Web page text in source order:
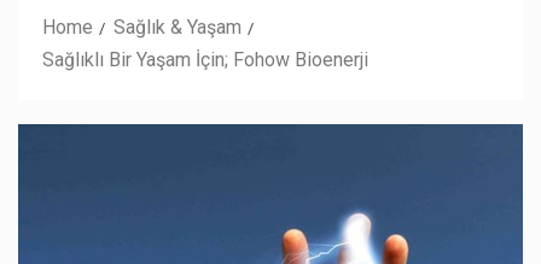
Home
Sağlık & Yaşam
Sağlıklı Bir Yaşam İçin; Fohow Bioenerji